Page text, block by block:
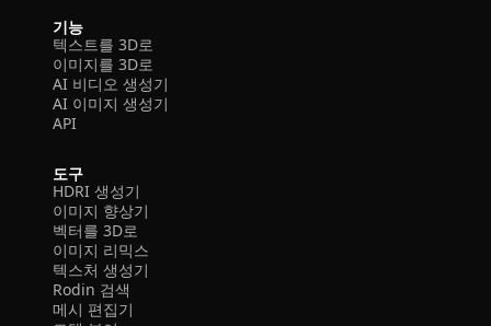
기능
텍스트를 3D로
이미지를 3D로
AI 비디오 생성기
AI 이미지 생성기
API
도구
HDRI 생성기
이미지 향상기
벡터를 3D로
이미지 리믹스
텍스처 생성기
Rodin 검색
메시 편집기